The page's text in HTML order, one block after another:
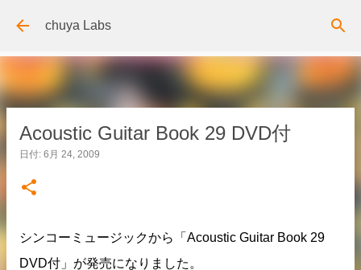
スキップしてメイン コンテンツに移動
chuya Labs
Acoustic Guitar Book 29 DVD付
日付: 6月 24, 2009
シンコーミュージックから「Acoustic Guitar Book 29
DVD付」が発売になりました。